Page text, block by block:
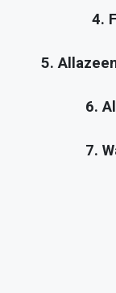
4.
5.
6.
7.